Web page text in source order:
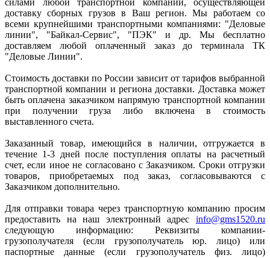
доставку сборных грузов в Ваш регион. Мы работаем со
всеми крупнейшими транспортными компаниями: "Деловые
линии", "Байкал-Сервис", "ПЭК" и др. Мы бесплатно
доставляем любой оплаченный заказ до терминала ТК
"Деловые Линии".
Стоимость доставки по России зависит от тарифов выбранной
транспортной компании и региона доставки. Доставка может
быть оплачена заказчиком напрямую транспортной компании
при получении груза либо включена в стоимость
выставленного счета.
Заказанный товар, имеющийся в наличии, отгружается в
течение 1-3 дней после поступления оплаты на расчетный
счет, если иное не согласовано с Заказчиком. Сроки отгрузки
товаров, приобретаемых под заказ, согласовываются с
Заказчиком дополнительно.
Для отправки товара через транспортную компанию просим
предоставить на наш электронный адрес info@gms1520.ru
следующую информацию: Реквизиты компании-
грузополучателя (если грузополучатель юр. лицо) или
паспортные данные (если грузополучатель физ. лицо)